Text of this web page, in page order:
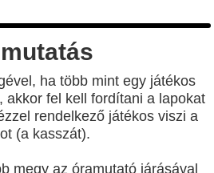
ha több mint egy játékos
akkor fel kell fordítani a lapokat
rendelkező játékos viszi a
(a kasszát).
megy az óramutató járásával